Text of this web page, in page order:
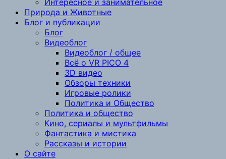
Интересное и занимательное
Природа и Животные
Блог и публикации
Блог
Видеоблог
Видеоблог / общее
Всё о VR PICO 4
3D видео
Обзоры техники
Игровые ролики
Политика и Общество
Политика и общество
Кино, сериалы и мультфильмы
Фантастика и мистика
Рассказы и истории
О сайте